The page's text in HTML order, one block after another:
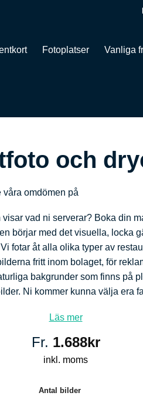
Fotoplatser Vanliga
och
våra omdömen på
vad ni serverar? Boka din
börjar med det visuella, locka
fotar åt alla olika typer av
fritt inom bolaget, för
bakgrunder som finns på
Ni kommer kunna välja era
Läs mer
Fr. 1.688kr
inkl. moms
Antal bilder